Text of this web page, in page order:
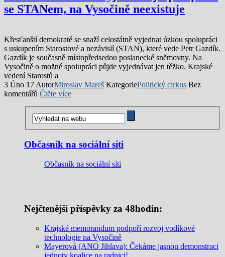
se STANem, na Vysočině neexistuje
Křesťanští demokraté se snaží celostátně vyjednat úzkou spolupráci
s uskupením Starostové a nezávislí (STAN), které vede Petr Gazdík.
Gazdík je současně místopředsedou poslanecké sněmovny. Na
Vysočině o možné spolupráci půjde vyjednávat jen těžko. Krajské
vedení Starostů a
3 Úno 17 AutorMiroslav Mareš KategoriePolitický cirkus Bez
komentářů Čtěte více
Občasník na sociální síti
Občasník na sociální síti
Nejčtenější příspěvky za 48hodin:
Krajské memorandum podpoří rozvoj vodíkové
technologie na Vysočině
Mayerová (ANO Jihlava): Čekáme jasnou demonstraci
jednoty koalice na radnici!